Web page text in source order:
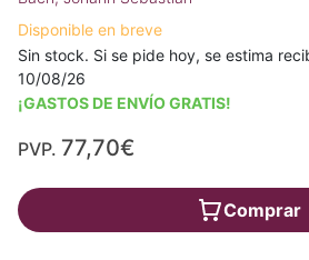
Disponible en breve
Sin stock. Si se pide hoy, se estima
10/08/26
¡GASTOS DE ENVÍO GRATIS!
PVP. 77,70€
Comprar